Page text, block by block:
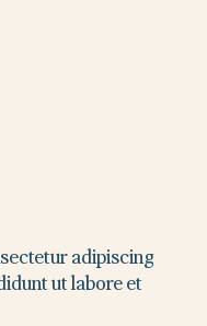
adipiscing
ut labore et